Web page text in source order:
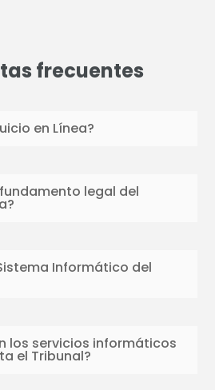
frecuentes
en Línea?
legal del
Informático del
los servicios informáticos
el Tribunal?